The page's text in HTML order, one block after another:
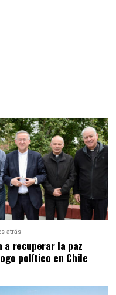
atrás
a recuperar la paz
político en Chile